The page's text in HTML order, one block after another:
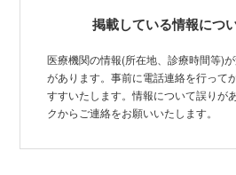
掲載している情報につ
医療機関の情報(所在地、診療時間等)
があります。事前に電話連絡を行って
すすいたします。情報について誤りが
クからご連絡をお願いいたします。